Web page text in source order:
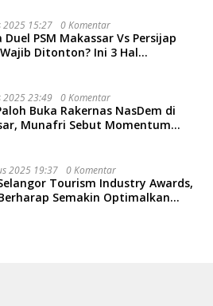
2025 15:27 0 Komentar
Duel PSM Makassar Vs Persijap
Ditonton? Ini 3 Hal
2025 23:49 0 Komentar
Buka Rakernas NasDem di
Munafri Sebut Momentum
2025 19:37 0 Komentar
Tourism Industry Awards,
Semakin Optimalkan